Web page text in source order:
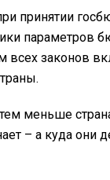
принятии
параметров
всех законов
меньше
– а куда они